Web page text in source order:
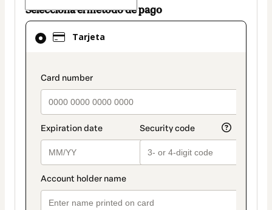
Selecciona el método de pago
Tarjeta
payment_data.section_title_v2
El
método
seleccionado
Tarjeta